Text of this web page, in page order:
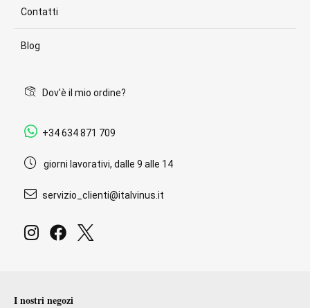
Contatti
Blog
Dov'è il mio ordine?
+34 634 871 709
giorni lavorativi, dalle 9 alle 14
servizio_clienti@italvinus.it
I nostri negozi